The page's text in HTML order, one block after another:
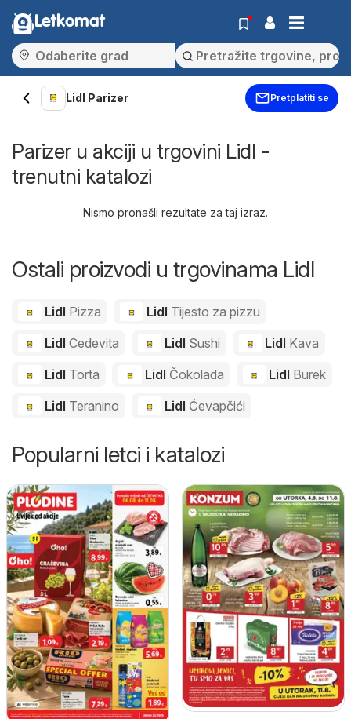
Letkomat
Lidl Parizer Pretplatiti se
Parizer u akciji u trgovini Lidl -
trenutni katalozi
Nismo pronašli rezultate za taj izraz.
Ostali proizvodi u trgovinama Lidl
Lidl Pizza Lidl Tijesto za pizzu
Lidl Cedevita Lidl Sushi Lidl Kava
Lidl Torta Lidl Čokolada Lidl Burek
Lidl Teranino Lidl Ćevapčići
Popularni letci i katalozi